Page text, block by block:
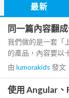
最新
同一篇內容翻
我們做的是一套「
的產品，內容要以
由 lumorakids 發文
使用 Angular、